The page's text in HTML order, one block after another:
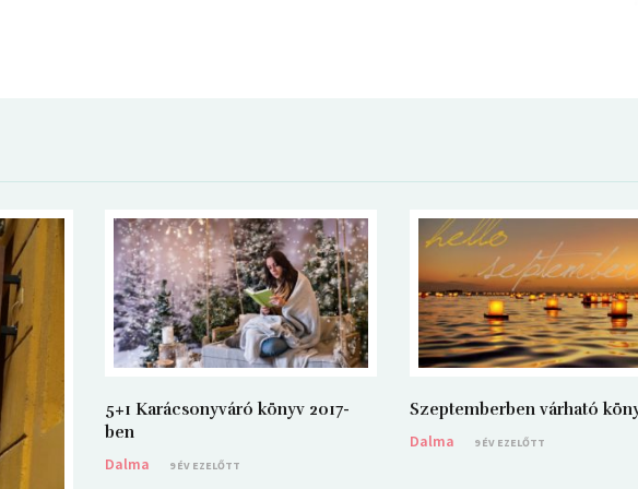
5+1 Karácsonyváró könyv 2017-
ben
Dalma
9 ÉV EZELŐTT
Szeptemberben várható
Dalma
9 ÉV EZELŐTT